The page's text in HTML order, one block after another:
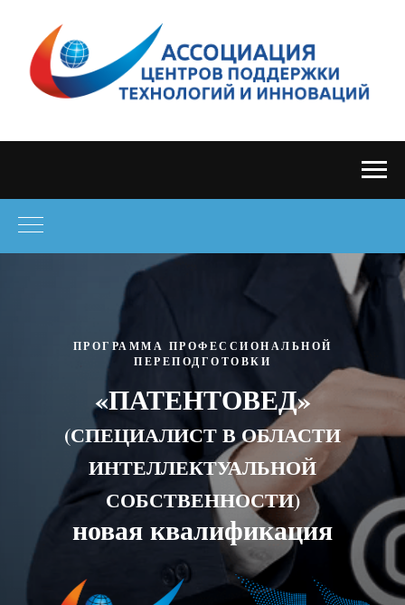
ПРОГРАММА ПРОФЕССИОНАЛЬНОЙ
ПЕРЕПОДГОТОВКИ
«ПАТЕНТОВЕД»
(СПЕЦИАЛИСТ В ОБЛАСТИ
ИНТЕЛЛЕКТУАЛЬНОЙ
СОБСТВЕННОСТИ)
новая квалификация